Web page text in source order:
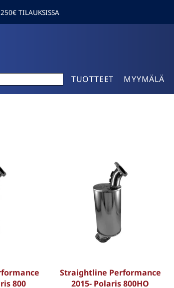
TILAUKSISSA
TUOTTEET MYYMÄLÄ
800
Straightline Performance
2015- Polaris 800HO